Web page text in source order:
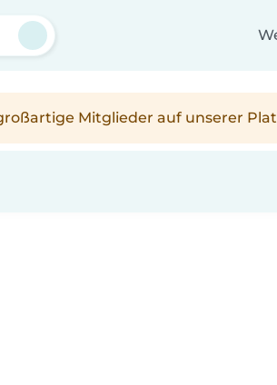
Mitglieder auf unserer